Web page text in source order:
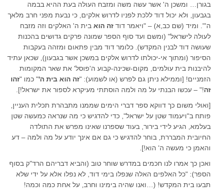
בגורן… ומשכן ה' אשר עשה משה ומזבח העולה בעת ההיא בבמה
בגבעון, ולא יכול דוד ללכת לפניו לדרוש אלקים, כי נבעת מפני חרב מלאך
ה'". ומיד (שם כב,א) – "ויאמר דוד זה הוא בית ה' האלקים וזה מזבח
לעולה לישראל" (ומשם ועד סוף הספר שמונה פרקים גדושים בהכנות
שעושה דוד לבנין המקדש). כלומר דוד מבין פתאום ומזהה בעקבות
הסיפור (ומתוך אי-יכולתו לדרוש אלקים במשכן אשר בגבעון), שכאן עתיד
להיבנות בית עולמים, מקום-שכינה-קבוע ה'פוסל' את שאר המקומות
הזמניים! [וממילא ניתן גם לפרש (או לשמוע): "זה הוא בית ה'" כמו "זהו
זה!" – עכשו הבנתי על מה ולמה הוסתתי מעיקרא לספור את ישראל!].
[ואולי משום כך דווקא ספר דברי הימים שממנו מתבהרת תכלית העניין,
פותח ב"ויעמוד שטן על ישראל", כדי להדגיש כי מה שנראה כמעשה שטן
בעלמא, הגיע לידי בירור, בעוד שספרנו שאינו מפרש את התולדה
החיובית המבררת, בוחר להדגיש כי גם אם אינך יודע על מה ולמה – דע
והאמן כי מעשה ה' הוא!].
ואכן כך אמרו לנו חכמים במדרש שוחר טוב (והביא דבריהם הרד"ק בסוף
הספר): "כל האלפים האלה שנפלו בימי דוד, לא נפלו אלא על ידי שלא
תבעו בית המקדש! (…ואנו שהיה בימינו וחרב, על אחת כמה וכמה!